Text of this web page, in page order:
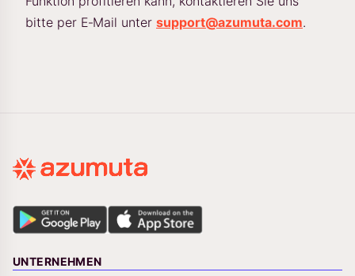
bitte per E‑Mail unter support@azumuta.com.
UNTERNEHMEN